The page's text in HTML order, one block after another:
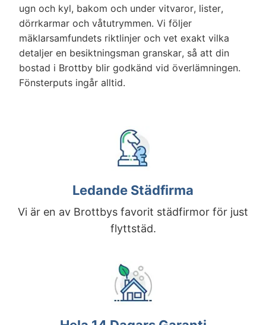
ugn och kyl, bakom och under vitvaror, lister,
dörrkarmar och våtutrymmen. Vi följer
mäklarsamfundets riktlinjer och vet exakt vilka
detaljer en besiktningsman granskar, så att din
bostad i Brottby blir godkänd vid överlämningen.
Fönsterputs ingår alltid.
Ledande Städfirma
Vi är en av Brottbys favorit städfirmor för just
flyttstäd.